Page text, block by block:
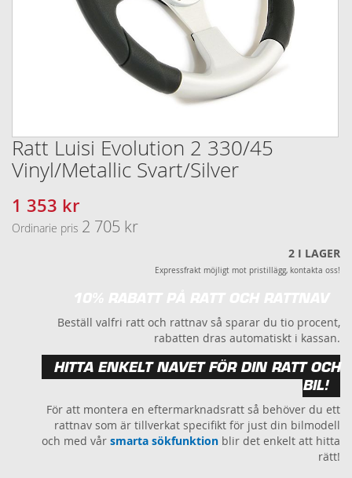
Ratt Luisi Evolution 2 330/45
Vinyl/Metallic Svart/Silver
Ordinarie pris 2 705 kr
Specialpris
1 353 kr
2 I LAGER
Expressfrakt möjligt mot pristillägg, kontakta oss!
Beställ valfri ratt och rattnav så sparar du tio procent,
rabatten dras automatiskt i kassan.
HITTA ENKELT NAVET FÖR DIN RATT OCH
BIL!
För att montera en eftermarknadsratt så behöver du ett
rattnav som är tillverkat specifikt för just din bilmodell
och med vår smarta sökfunktion blir det enkelt att hitta
rätt!
Hoppa
till
början
bildgalleriet